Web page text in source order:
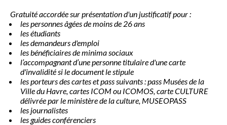
Gratuité accordée sur présentation d'un justificatif pour :
les personnes âgées de moins de 26 ans
les étudiants
les demandeurs d'emploi
les bénéficiaires de minima sociaux
l’accompagnant d’une personne titulaire d'une carte
d'invalidité si le document le stipule
les porteurs des cartes et pass suivants : pass Musées de la
Ville du Havre, cartes ICOM ou ICOMOS, carte CULTURE
délivrée par le ministère de la culture, MUSEOPASS
les journalistes
les guides conférenciers